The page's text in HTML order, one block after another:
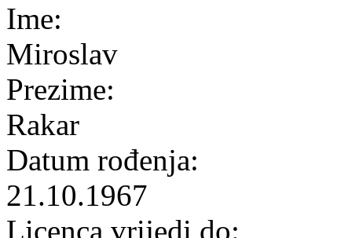
Ime:
Miroslav
Prezime:
Rakar
Datum rođenja:
21.10.1967
Licenca vrijedi do: